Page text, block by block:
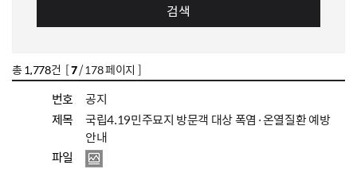
검색
총 1,778건 [7/ 178 페이지 ]
번호
공지
제목
국립4.19민주묘지 방문객 대상 폭염·온열질환 예방
안내
파일